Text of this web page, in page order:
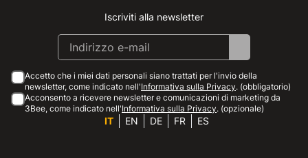
Instagram
Facebook
Linkedin
Youtube
Iscriviti alla newsletter
Accetto che i miei dati personali siano trattati per l'invio della
newsletter, come indicato nell'Informativa sulla Privacy. (obbligatorio)
Acconsento a ricevere newsletter e comunicazioni di marketing da
3Bee, come indicato nell'Informativa sulla Privacy. (opzionale)
IT EN DE FR ES